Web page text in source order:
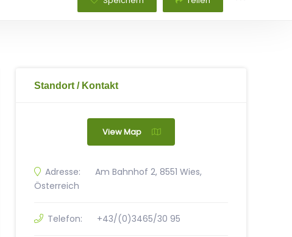
Standort / Kontakt
View Map
Adresse:
Am Bahnhof 2, 8551 Wies,
Österreich
Telefon: +43/(0)3465/30 95